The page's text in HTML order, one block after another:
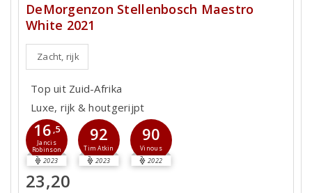
DeMorgenzon Stellenbosch Maestro
White 2021
Zacht, rijk
Top uit Zuid-Afrika
Luxe, rijk & houtgerijpt
16 ,5
Jancis
Robinson
2023
92
Tim Atkin
2023
90
Vinous
2022
23,20